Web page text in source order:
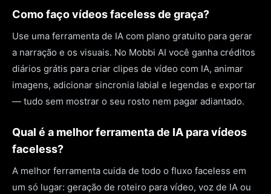
Como faço vídeos faceless de graça?
Use uma ferramenta de IA com plano gratuito para gerar
a narração e os visuais. No Mobbi AI você ganha créditos
diários grátis para criar clipes de vídeo com IA, animar
imagens, adicionar sincronia labial e legendas e exportar
— tudo sem mostrar o seu rosto nem pagar adiantado.
Qual é a melhor ferramenta de IA para vídeos
faceless?
A melhor ferramenta cuida de todo o fluxo faceless em
um só lugar: geração de roteiro para vídeo, voz de IA ou